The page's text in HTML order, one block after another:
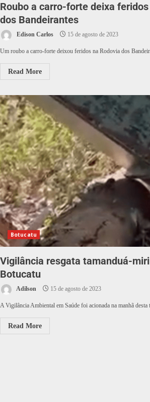
Roubo a carro-forte deixa
dos Bandeirantes
Edison Carlos 15 de agosto de 2023
Um roubo a carro-forte deixou feridos na Rodovia dos
Read More
Botucatu
Vigilância resgata tamanduá-
Botucatu
Adilson 15 de agosto de 2023
A Vigilância Ambiental em Saúde foi acionada na manhã
Read More